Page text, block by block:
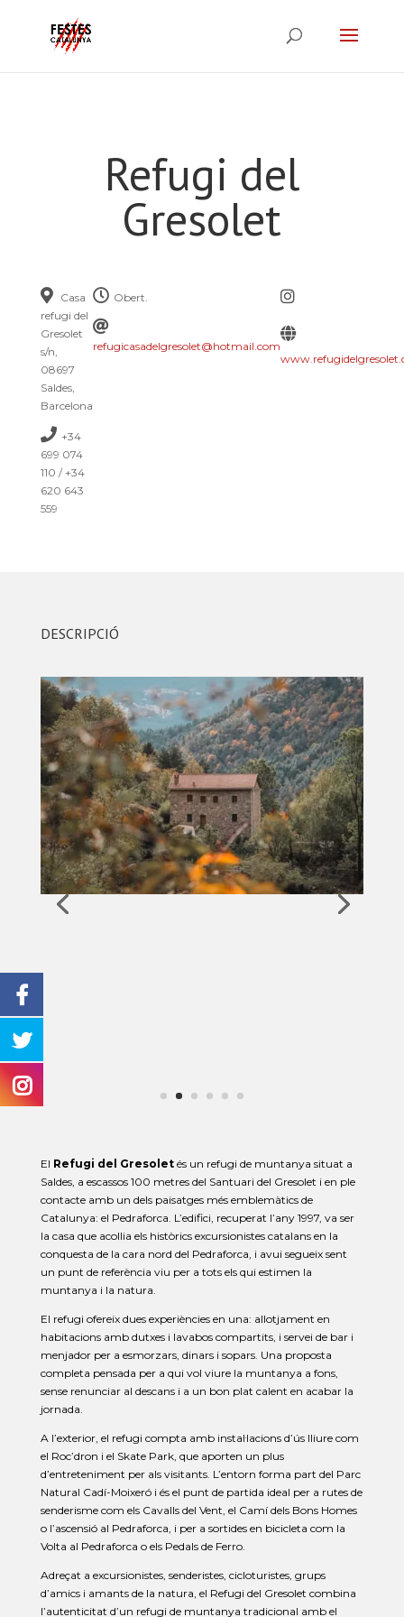
Refugi del
Gresolet
Casa
refugi del
Gresolet
s/n,
08697
Saldes,
Barcelona
+34
699 074
110 / +34
620 643
559
Obert.
refugicasadelgresolet@hotmail.com
DESCRIPCIÓ
El Refugi del Gresoletés un refugi de muntanya situat a
Saldes, a escassos 100 metres del Santuari del Gresolet i en ple
contacte amb un dels paisatges més emblemàtics de
Catalunya: el Pedraforca. L’edifici, recuperat l’any 1997, va ser
la casa que acollia els històrics excursionistes catalans en la
conquesta de la cara nord del Pedraforca, i avui segueix sent
un punt de referència viu per a tots els qui estimen la
muntanya i la natura.
El refugi ofereix dues experiències en una: allotjament en
habitacions amb dutxes i lavabos compartits, i servei de bar i
menjador per a esmorzars, dinars i sopars. Una proposta
completa pensada per a qui vol viure la muntanya a fons,
sense renunciar al descans i a un bon plat calent en acabar la
jornada.
A l’exterior, el refugi compta amb instal·lacions d’ús lliure com
el Roc’dron i el Skate Park, que aporten un plus
d’entreteniment per als visitants. L’entorn forma part del Parc
Natural Cadí-Moixeró i és el punt de partida ideal per a rutes de
senderisme com els Cavalls del Vent, el Camí dels Bons Homes
o l’ascensió al Pedraforca, i per a sortides en bicicleta com la
Volta al Pedraforca o els Pedals de Ferro.
Adreçat a excursionistes, senderistes, cicloturistes, grups
d’amics i amants de la natura, el Refugi del Gresolet combina
l’autenticitat d’un refugi de muntanya tradicional amb el